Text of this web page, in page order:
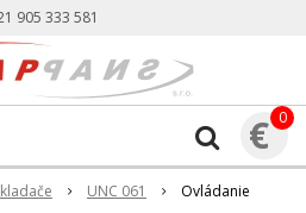
905 333 581
€ 0
UNC 061
Ovládanie